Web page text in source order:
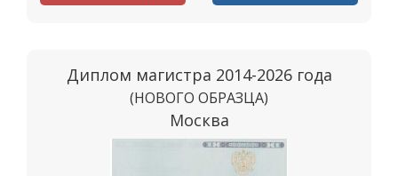
Диплом магистра 2014-2026 года
(НОВОГО ОБРАЗЦА)
Москва